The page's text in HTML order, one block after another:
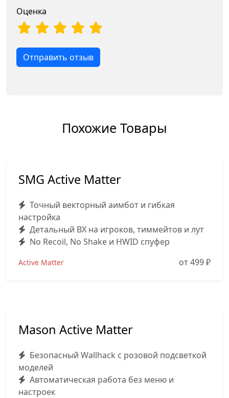
Оценка
Отправить отзыв
Похожие Товары
SMG Active Matter
Точный векторный аимбот и гибкая
настройка
Детальный ВХ на игроков, тиммейтов и лут
No Recoil, No Shake и HWID спуфер
Active Matter от 499₽
Mason Active Matter
Безопасный Wallhack с розовой подсветкой
моделей
Автоматическая работа без меню и
настроек